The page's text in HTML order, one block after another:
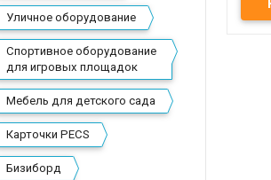
Уличное оборудование
Спортивное оборудование
для игровых площадок
Мебель для детского сада
Карточки PECS
Бизиборд